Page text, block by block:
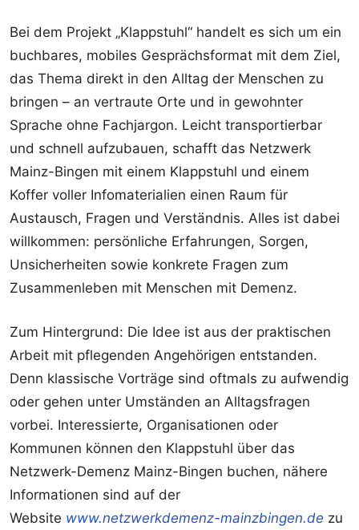
Bei dem Projekt „Klappstuhl“ handelt es sich um ein
buchbares, mobiles Gesprächsformat mit dem Ziel,
das Thema direkt in den Alltag der Menschen zu
bringen – an vertraute Orte und in gewohnter
Sprache ohne Fachjargon. Leicht transportierbar
und schnell aufzubauen, schafft das Netzwerk
Mainz-Bingen mit einem Klappstuhl und einem
Koffer voller Infomaterialien einen Raum für
Austausch, Fragen und Verständnis. Alles ist dabei
willkommen: persönliche Erfahrungen, Sorgen,
Unsicherheiten sowie konkrete Fragen zum
Zusammenleben mit Menschen mit Demenz.
Zum Hintergrund: Die Idee ist aus der praktischen
Arbeit mit pflegenden Angehörigen entstanden.
Denn klassische Vorträge sind oftmals zu aufwendig
oder gehen unter Umständen an Alltagsfragen
vorbei. Interessierte, Organisationen oder
Kommunen können den Klappstuhl über das
Netzwerk-Demenz Mainz-Bingen buchen, nähere
Informationen sind auf der
Website www.netzwerkdemenz-mainzbingen.de zu